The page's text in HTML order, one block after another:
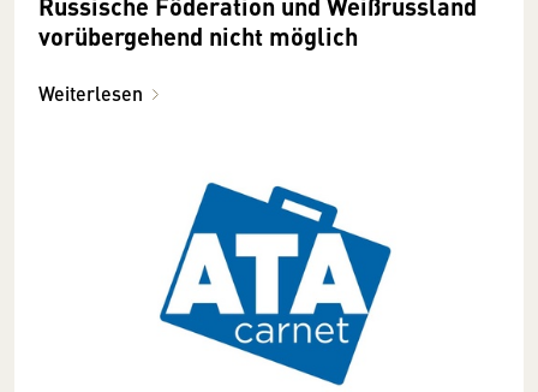
vorübergehend nicht möglich
Weiterlesen